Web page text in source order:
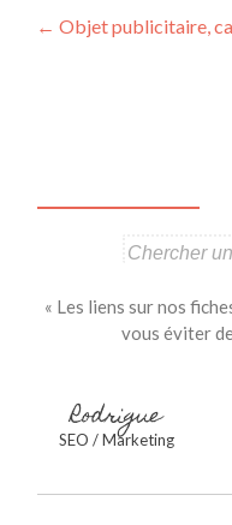
← Objet publicitaire,
« Les liens sur nos
vous éviter
Rodrigue
SEO / Marketing